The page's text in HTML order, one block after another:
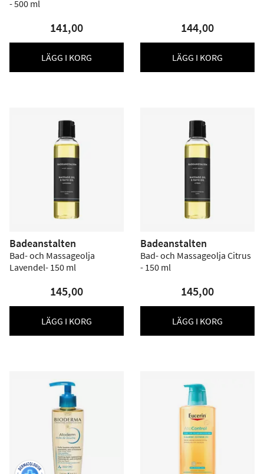
- 500 ml
141,00
LÄGG I KORG
144,00
LÄGG I KORG
Badeanstalten
Bad- och Massageolja
Lavendel- 150 ml
145,00
LÄGG I KORG
Badeanstalten
Bad- och Massageolja Citrus
- 150 ml
145,00
LÄGG I KORG